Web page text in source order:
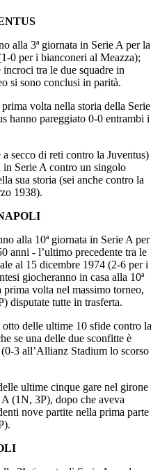
alla 3ª giornata in Serie A per la
0 per i bianconeri al Meazza);
tra le due squadre in
si sono conclusi in parità.
volta nella storia della Serie
hanno pareggiato 0-0 entrambi i
secco di reti contro la Juventus)
in Serie A contro un singolo
sua storia (sei anche contro la
1938).
alla 10ª giornata in Serie A per
anni - l’ultimo precedente tra le
al 15 dicembre 1974 (2-6 per i
giocheranno in casa alla 10ª
volta nel massimo torneo,
disputate tutte in trasferta.
delle ultime 10 sfide contro la
se una delle due sconfitte è
3 all’Allianz Stadium lo scorso
ultime cinque gare nel girone
(1N, 3P), dopo che aveva
nove partite nella prima parte